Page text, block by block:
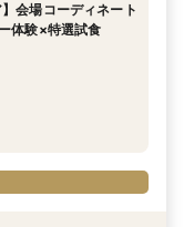
会場コーディネート
体験×特選試食